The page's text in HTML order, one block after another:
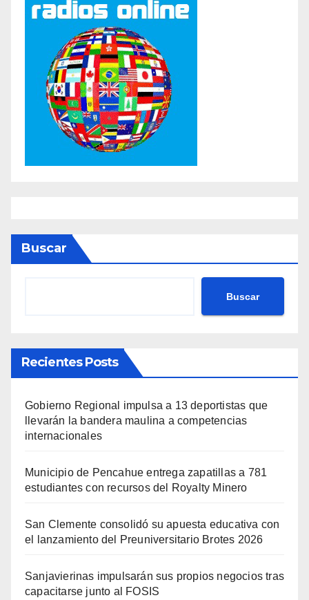
Buscar
Buscar
Recientes Posts
Gobierno Regional impulsa a 13 deportistas que
llevarán la bandera maulina a competencias
internacionales
Municipio de Pencahue entrega zapatillas a 781
estudiantes con recursos del Royalty Minero
San Clemente consolidó su apuesta educativa con
el lanzamiento del Preuniversitario Brotes 2026
Sanjavierinas impulsarán sus propios negocios tras
capacitarse junto al FOSIS